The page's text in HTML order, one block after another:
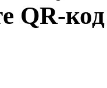
QR-код